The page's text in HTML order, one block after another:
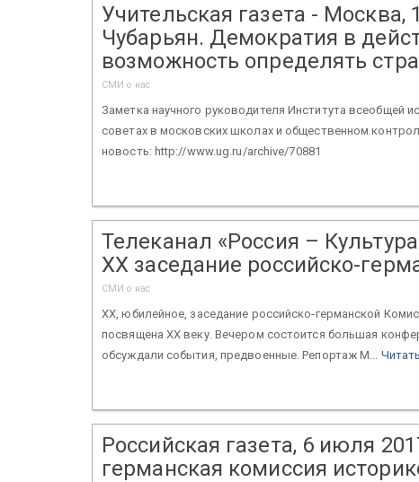
Учительская газета -
Чубарьян. Демократия в
возможность определять
СМИ о нас
Заметка научного руководителя Института всеобщей
советах в московских школах и общественном
новость: http://www.ug.ru/archive/70881
Телеканал «Россия –
XX заседание российско-
СМИ о нас
XX, юбилейное, заседание российско-германской
посвящена XX веку. Вечером состоится большая
обсуждали события, предвоенные. Репортаж М...
Российская газета, 6 июля
германская комиссия